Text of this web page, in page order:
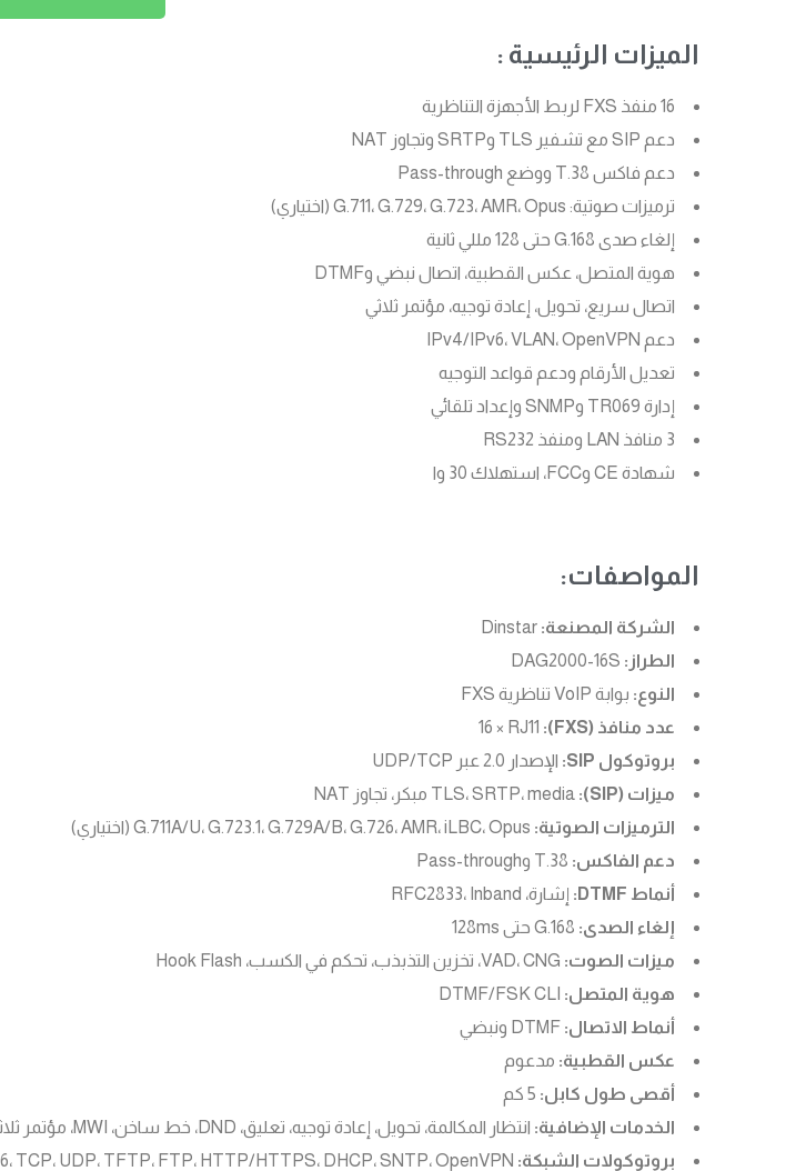
الميزات الرئيسية :
16 منفذ FXS لربط الأجهزة التناظرية
دعم SIP مع تشفير TLS وSRTP وتجاوز NAT
دعم فاكس T.38 ووضع Pass-through
ترميزات صوتية: G.711، G.729، G.723، AMR، Opus (اختياري)
إلغاء صدى G.168 حتى 128 مللي ثانية
هوية المتصل، عكس القطبية، اتصال نبضي وDTMF
اتصال سريع، تحويل، إعادة توجيه، مؤتمر ثلاثي
دعم IPv4/IPv6، VLAN، OpenVPN
تعديل الأرقام ودعم قواعد التوجيه
إدارة TR069 وSNMP وإعداد تلقائي
3 منافذ LAN ومنفذ RS232
شهادة CE وFCC، استهلاك 30 وا
المواصفات:
الشركة المصنعة:
الطراز:
النوع: بوابة VoIP تناظرية FXS
عدد منافذ (FXS):
بروتوكول SIP:
الإصدار 2.0 عبر UDP/TCP
ميزات (SIP):
الترميزات الصوتية:
دعم الفاكس:
أنماط DTMF:
إشارة، RFC2833، Inband
إلغاء الصدى:
ميزات الصوت:
هوية المتصل:
أنماط الاتصال:
عكس القطبية: مدعوم
أقصى طول كابل:
الخدمات الإضافية: انتظار المكالمة، تحويل، إعادة توجيه، تعليق، DND، خط ساخن، MWI، مؤتمر ثلاثي، الاتصال السريع
بروتوكولات الشبكة: